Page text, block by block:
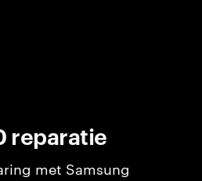
reparatie
met Samsung